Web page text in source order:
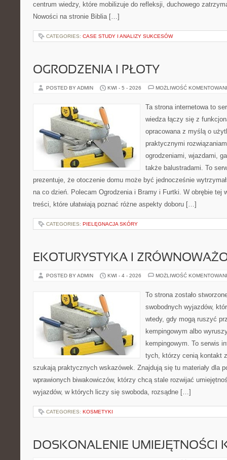
centrum wiedzy, które mobilizuje do refleksji, duchowego
Nowości na stronie Biblia […]
CATEGORIES: CASE STUDY I ANALIZY SUKCESÓW
OGRODZENIA I PŁOTY
POSTED BY ADMIN KWI - 5 - 2026 MOŻLIWOŚĆ
Ta strona internetowa to
wiedza łączy się z
opracowana z myślą o
praktycznymi
ogrodzeniami, wjazdami,
także balustradami. To
prezentuje, że otoczenie domu może być jednocześnie
na co dzień. Polecam Ogrodzenia i Bramy i Furtki. W obrębie tej
treści, które ułatwiają poznać różne aspekty doboru […]
CATEGORIES: PIELĘGNACJA SKÓRY
EKOTURYSTYKA I
POSTED BY ADMIN KWI - 4 - 2026 MOŻLIWOŚĆ
To strona zostało
swobodnych wyjazdów,
wtedy, gdy mogą ruszyć
kempingowym albo
kempingowym. To serwis
tych, którzy cenią kontakt
szukają praktycznych wskazówek. Znajdują się tu materiały dla
wprawionych biwakowiczów, którzy chcą stale rozwijać
wyjazdów, w których liczy się swoboda, rozsądne […]
CATEGORIES: KOSMETYKI
DOSKONALENIE UMIEJĘTNOŚCI